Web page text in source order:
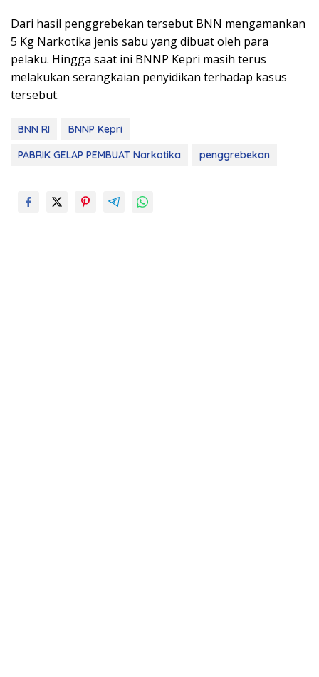
Dari hasil penggrebekan tersebut BNN mengamankan
5 Kg Narkotika jenis sabu yang dibuat oleh para
pelaku. Hingga saat ini BNNP Kepri masih terus
melakukan serangkaian penyidikan terhadap kasus
tersebut.
BNN RI
BNNP Kepri
PABRIK GELAP PEMBUAT Narkotika
penggrebekan